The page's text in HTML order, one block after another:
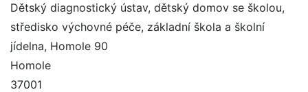
Dětský diagnostický ústav, dětský domov se školou,
středisko výchovné péče, základní škola a školní
jídelna, Homole 90
Homole
37001